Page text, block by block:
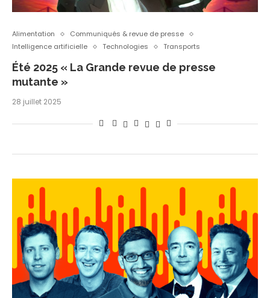
Alimentation
Communiqués & revue de presse
Intelligence artificielle
Technologies Transports
Été 2025 « La Grande revue de presse
mutante »
28 juillet 2025